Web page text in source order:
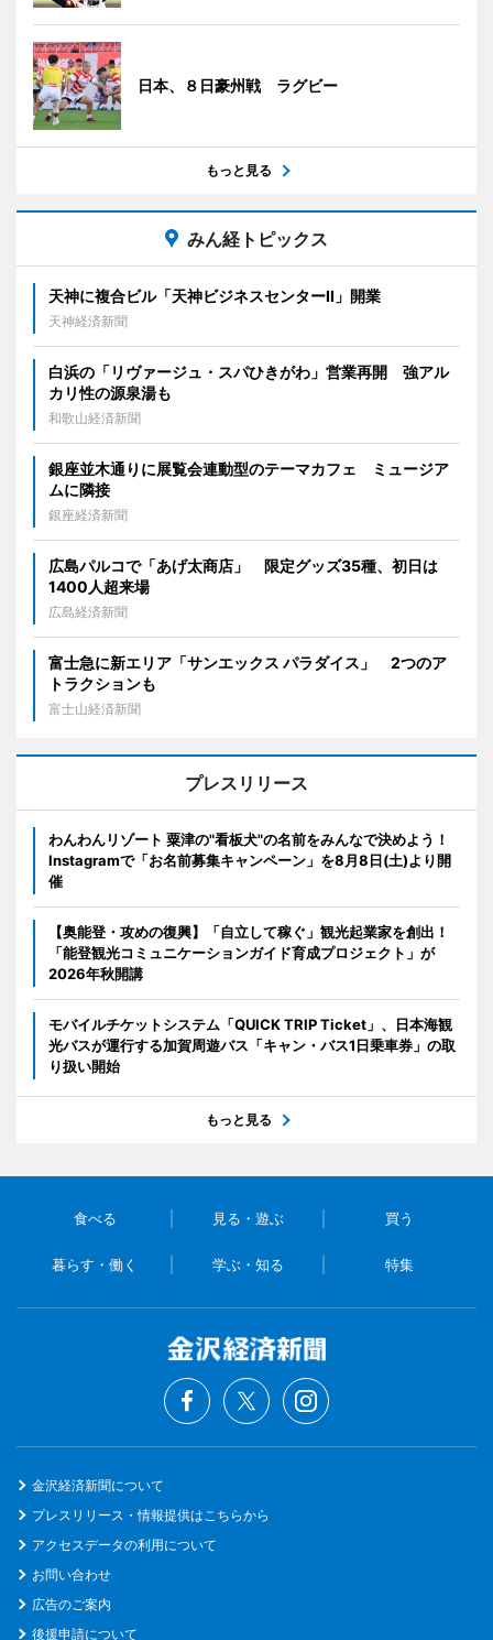
日本、８日豪州戦 ラグビー
もっと見る
みん経トピックス
天神に複合ビル「天神ビジネスセンターII」開業
天神経済新聞
白浜の「リヴァージュ・スパひきがわ」営業再開 強アル
カリ性の源泉湯も
和歌山経済新聞
銀座並木通りに展覧会連動型のテーマカフェ ミュージア
ムに隣接
銀座経済新聞
広島パルコで「あげ太商店」 限定グッズ35種、初日は
1400人超来場
広島経済新聞
富士急に新エリア「サンエックス パラダイス」 2つのア
トラクションも
富士山経済新聞
プレスリリース
わんわんリゾート 粟津の"看板犬"の名前をみんなで決めよう！
Instagramで「お名前募集キャンペーン」を8月8日(土)より開
催
【奥能登・攻めの復興】「自立して稼ぐ」観光起業家を創出！
「能登観光コミュニケーションガイド育成プロジェクト」が
2026年秋開講
モバイルチケットシステム「QUICK TRIP Ticket」、日本海観
光バスが運行する加賀周遊バス「キャン・バス1日乗車券」の取
り扱い開始
もっと見る
食べる 見る・遊ぶ 買う
暮らす・働く 学ぶ・知る 特集
金沢経済新聞について
プレスリリース・情報提供はこちらから
アクセスデータの利用について
お問い合わせ
広告のご案内
後援申請について